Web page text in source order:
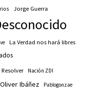
Jorge Guerra
La Verdad nos hará libres
Nación ZDI
Oliver Ibáñez Pablogonzae